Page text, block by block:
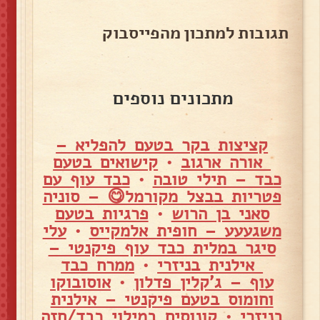
תגובות למתכון מהפייסבוק
מתכונים נוספים
קציצות בקר בטעם להפליא –
אורה ארגוב • קישואים בטעם
כבד – תילי טובה •כבד עוף עם
פטריות בבצל מקורמל😋 – סוניה
סאני בן הרוש • פרגיות בטעם
משגעעע – חופית אלמקייס •עלי
סיגר במלית כבד עוף פיקנטי –
אילנית בניזרי • ממרח כבד
עוף – ג'קלין פדלון •אוסובוקו
וחומוס בטעם פיקנטי – אילנית